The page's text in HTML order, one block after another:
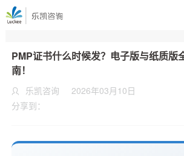
PMP证书什么时候发？电子版与纸质版
南！
乐凯咨询
2026年03月10日
分享到：